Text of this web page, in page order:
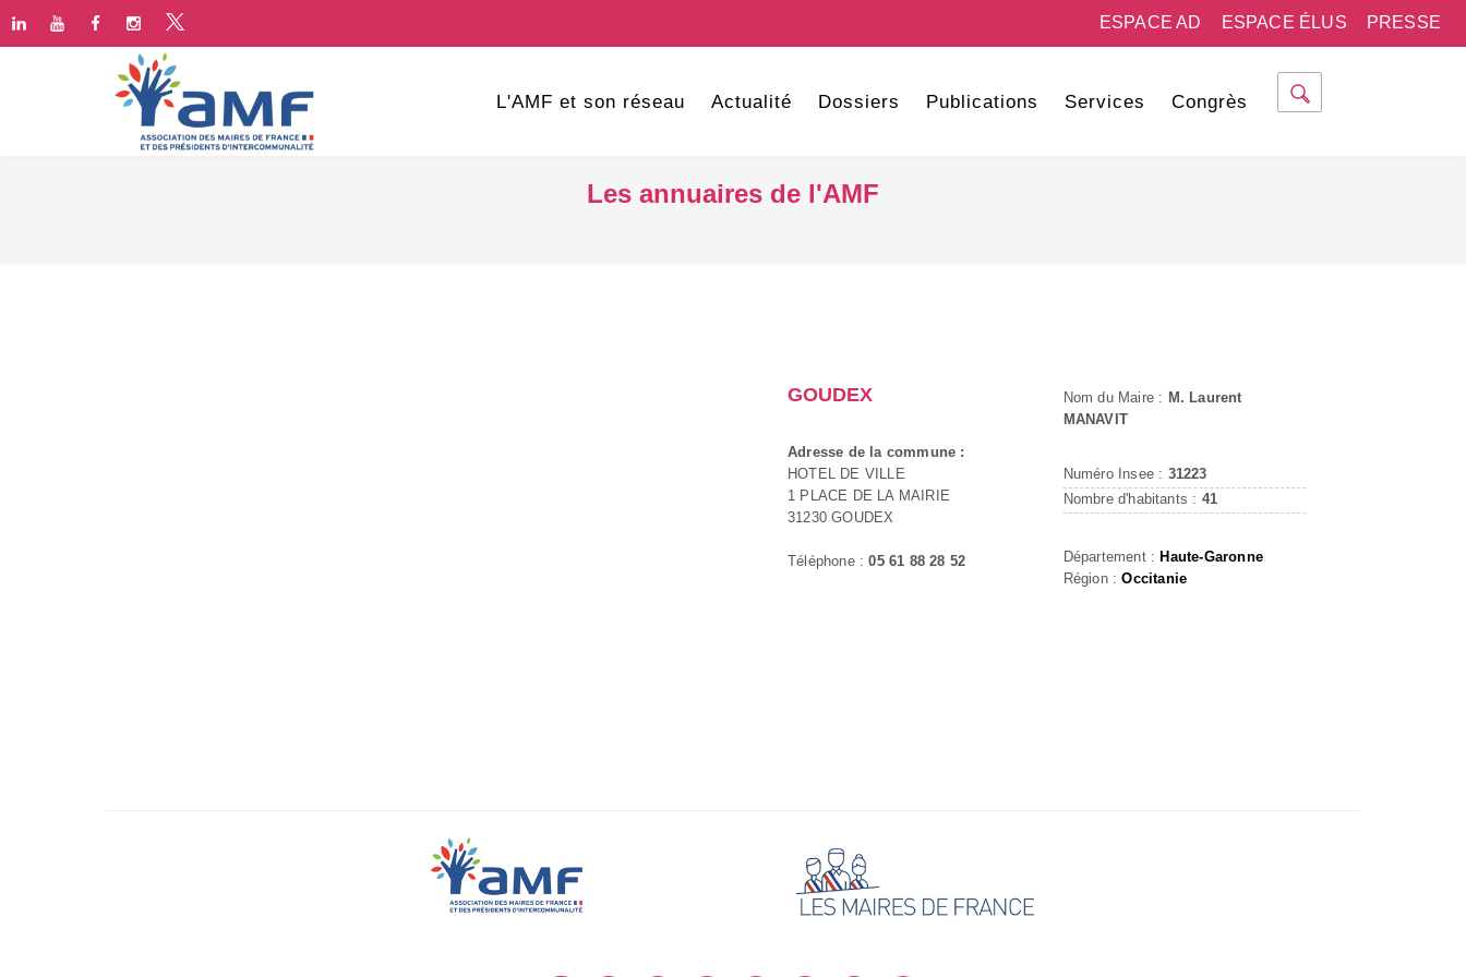
PRESSE
ESPACE ÉLUS
ESPACE AD
L'AMF et son réseau Actualité Dossiers Publications Services Congrès
Les annuaires de l'AMF
GOUDEX
Adresse de la commune :
HOTEL DE VILLE
1 PLACE DE LA MAIRIE
31230 GOUDEX
Téléphone :05 61 88 28 52
Nom du Maire : M. Laurent
MANAVIT
Numéro Insee : 31223
Nombre d'habitants : 41
Département : Haute-Garonne
Région :Occitanie